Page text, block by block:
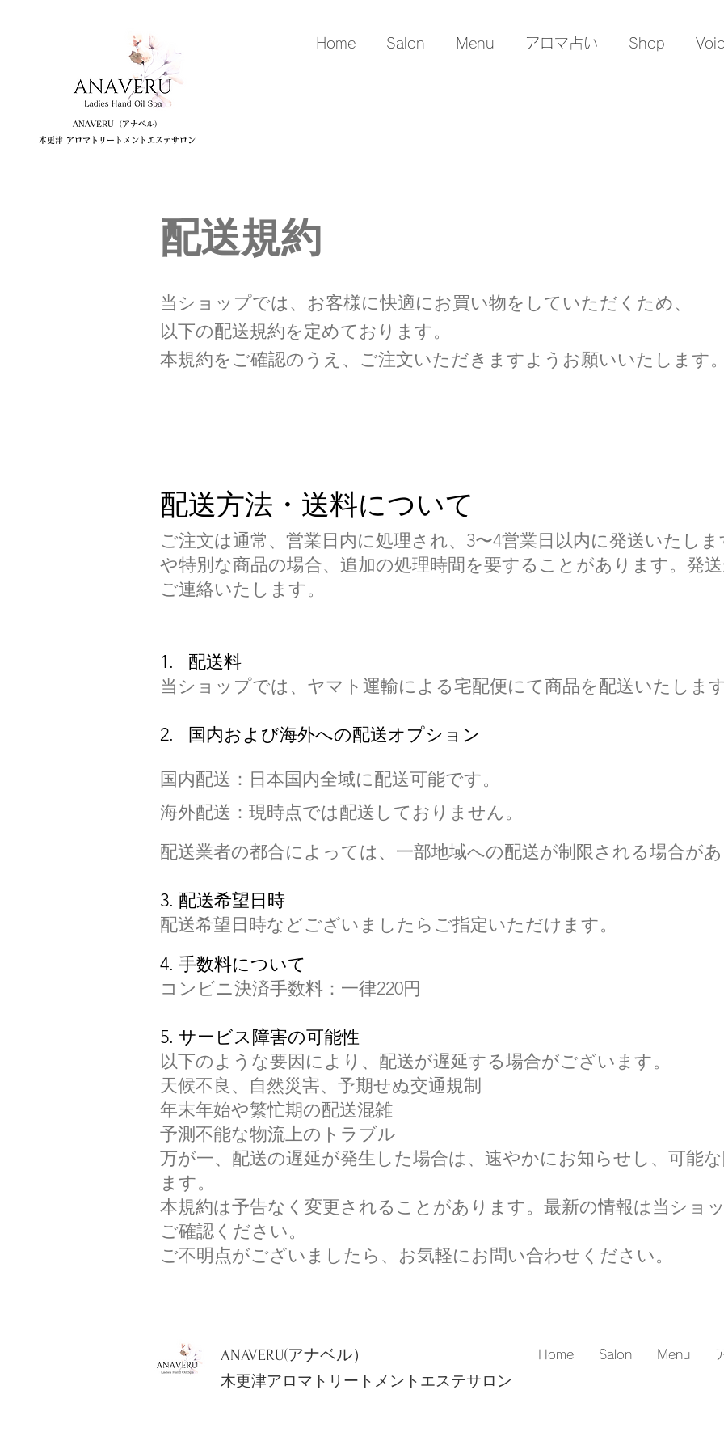
ANAVERU（アナベル）
木更津 アロマトリートメントエステサロン
Home Salon Menu アロマ占い Shop
​配送規約
当ショップでは、お客様に快適にお買い物をしていただくため、
以下の配送規約を定めております。
本規約をご確認のうえ、ご注文いただきますようお願いいたします
配送方法・送料について
ご注文は通常、営業日内に処理され、3〜4営業日以内に発送いたし
や特別な商品の場合、追加の処理時間を要することがあります。発
ご連絡いたします。
1. 配送料
当ショップでは、ヤマト運輸による宅配便にて商品を配送いたしま
2. 国内および海外への配送オプション
国内配送：日本国内全域に配送可能です。
海外配送：現時点では配送しておりません。​
配送業者の都合によっては、一部地域への配送が制限される場合が
3. 配送希望日時
配送希望日時などございましたらご指定いただけます。
4. 手数料について
コンビニ決済手数料：一律220円
5. サービス障害の可能性
以下のような要因により、配送が遅延する場合がございます。
天候不良、自然災害、予期せぬ交通規制
年末年始や繁忙期の配送混雑
予測不能な物流上のトラブル
万が一、配送の遅延が発生した場合は、速やかにお知らせし、可能
ます。
本規約は予告なく変更されることがあります。最新の情報は当ショ
ご確認ください。
ご不明点がございましたら、お気軽にお問い合わせください。
ANAVERU(アナベル）
木更津アロマトリートメントエステサロン
Home Salon Menu